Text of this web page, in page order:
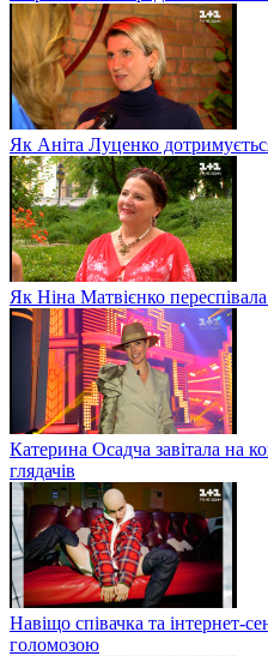
Як Аніта Луценко
Як Ніна Матвієнко
Катерина Осадча завітала на
глядачів
Навіщо співачка та інтернет-
голомозою